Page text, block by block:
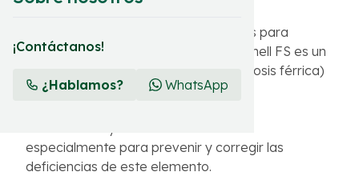
¡Contáctanos!
¿Hablamos? WhatsApp
Abono inorgánico con micronutrientes para
aplicación foliar y fertirrigación. Ferrishell FS es un
corrector de carencias de hierro (clorosis férrica)
líquido.
especialmente para prevenir y corregir las
deficiencias de este elemento.